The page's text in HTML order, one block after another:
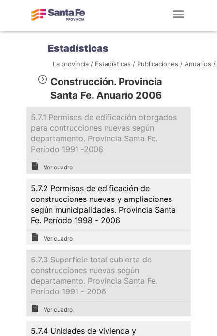
Estadísticas
La provincia / Estadísticas / Publicaciones / Anuarios /
Construcción. Provincia
Santa Fe. Anuario 2006
5.7.1 Permisos de edificación otorgados
para contrucciones nuevas según
departamento. Provincia Santa Fe.
Período 1991 -2006
Ver cuadro
5.7.2 Permisos de edificación de
construcciones nuevas y ampliaciones
según municipalidades. Provincia Santa
Fe. Período 1998 - 2006
Ver cuadro
5.7.3 Superficie total cubierta de
construcciones nuevas según
departamento. Provincia Santa Fe.
Período 1991 - 2006
Ver cuadro
5.7.4 Unidades de vivienda y